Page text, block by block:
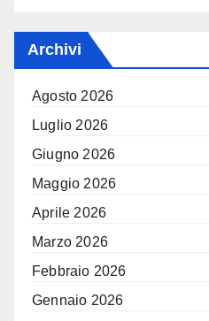
Archivi
Agosto 2026
Luglio 2026
Giugno 2026
Maggio 2026
Aprile 2026
Marzo 2026
Febbraio 2026
Gennaio 2026